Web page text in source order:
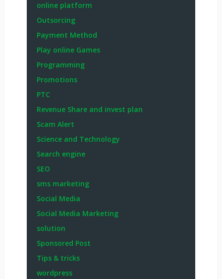
online platform
Outsorcing
Payment Method
Play online Games
Programming
Promotions
PTC
Revenue Share and invest plan
Scam Alert
Science and Technology
Search engine
SEO
sms marketing
Social Media
Social Media Marketing
solution
Sponsored Post
Tips & tricks
wordpress